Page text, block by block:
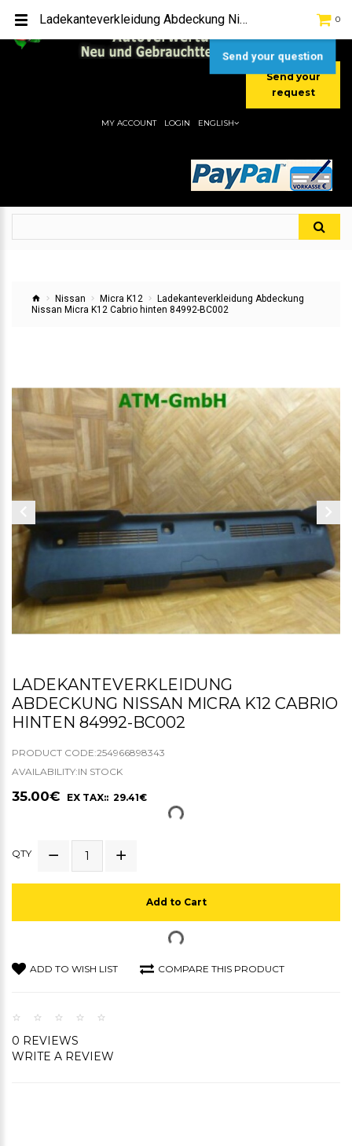
[+49] (0) 2232-5205
[+49] (0) 177 / 4080033
Send your
request
0
MY ACCOUNT LOGIN ENGLISH
Nissan Micra K12
Ladekanteverkleidung Abdeckung
Nissan Micra K12 Cabrio hinten 84992-BC002
LADEKANTEVERKLEIDUNG
ABDECKUNG NISSAN MICRA K12 CABRIO
HINTEN 84992-BC002
PRODUCT CODE:254966898343
AVAILABILITY:IN STOCK
35.00€ EX TAX:: 29.41€
QTY
Add to Cart
ADD TO WISH LIST COMPARE THIS PRODUCT
0 REVIEWS
WRITE A REVIEW
Ladekanteverkleidung Abdeckung Nissan Micra K12 Cabrio hinten 84992-BC002
Send your question